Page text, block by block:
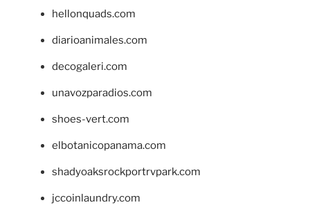
hellonquads.com
diarioanimales.com
decogaleri.com
unavozparadios.com
shoes-vert.com
elbotanicopanama.com
shadyoaksrockportrvpark.com
jccoinlaundry.com